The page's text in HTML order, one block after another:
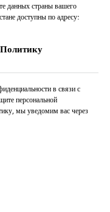
данных страны вашего
доступны по адресу:
в связи с
персональной
мы уведомим вас через